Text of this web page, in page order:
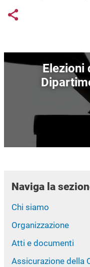
Links
Share button
Elezioni
Naviga la
Chi siamo
Organizzazione
Atti e documenti
Assicurazione della